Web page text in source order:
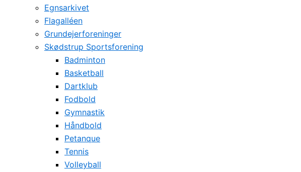
Egnsarkivet
Flagalléen
Grundejerforeninger
Skødstrup Sportsforening
Badminton
Basketball
Dartklub
Fodbold
Gymnastik
Håndbold
Petanque
Tennis
Volleyball